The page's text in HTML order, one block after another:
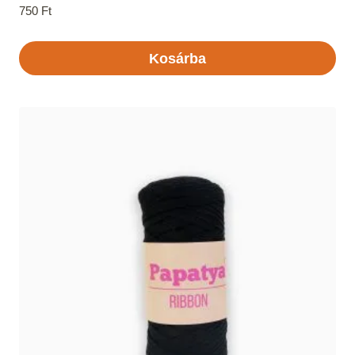
750 Ft
Kosárba